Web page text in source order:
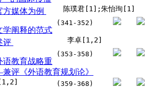
媒体为例
陈璞君[1];朱怡珣[1]
(341-352)
学阐释的范式
评
李卓[1,2]
(353-358)
语教育战略重
评《外语教育规划论》
(359-368)